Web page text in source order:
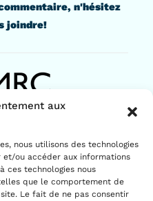
aux
nous utilisons des technologies
ou accéder aux informations
ces technologies nous
que le comportement de
Le fait de ne pas consentir
n'hésitez
joindre!
J2B 1G6
2230